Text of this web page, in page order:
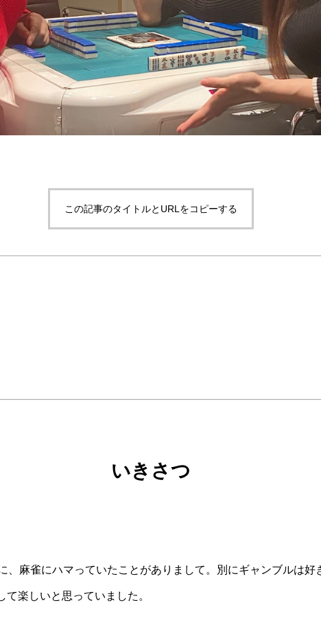
この記事のタイトルとURLをコピーする
いきさつ
、麻雀にハマっていたことがありまして。別にギャンブルは好
て楽しいと思っていました。